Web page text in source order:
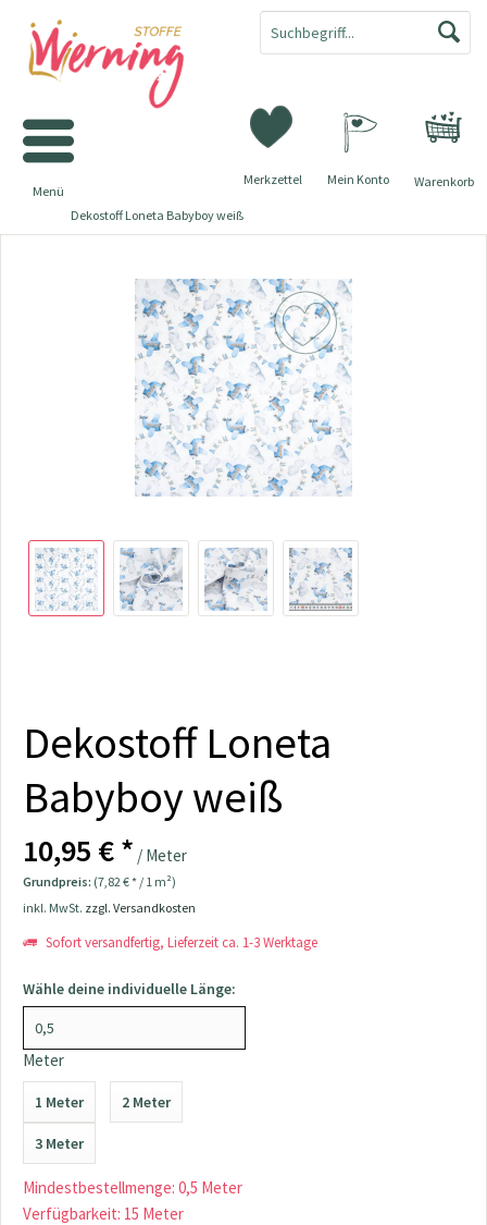
Warenkorb
Merkzettel Mein Konto
Menü
Dekostoff Loneta Babyboy weiß
Dekostoff Loneta
Babyboy weiß
10,95 € * / Meter
Grundpreis: (7,82 € * / 1 m²)
inkl. MwSt. zzgl. Versandkosten
Sofort versandfertig, Lieferzeit ca. 1-3 Werktage
Wähle deine individuelle Länge:
Meter
1 Meter 2 Meter
3 Meter
Mindestbestellmenge: 0,5 Meter
Verfügbarkeit: 15 Meter